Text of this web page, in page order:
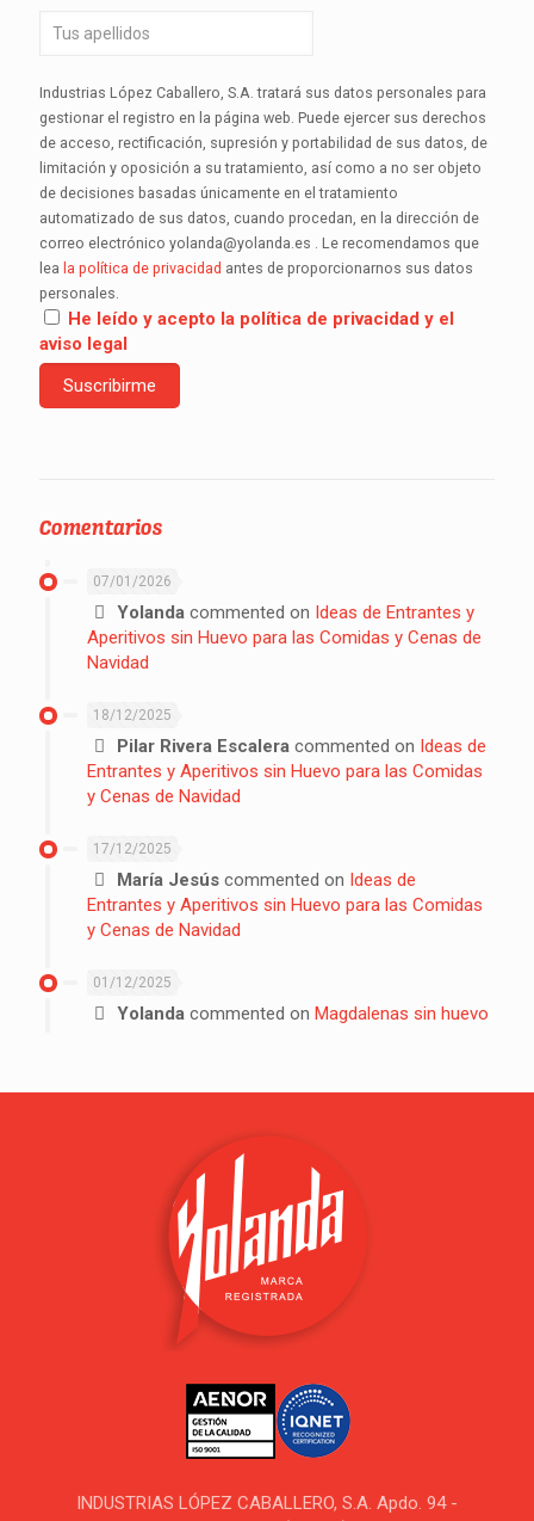
Industrias López Caballero, S.A. tratará sus datos personales para
gestionar el registro en la página web. Puede ejercer sus derechos
de acceso, rectificación, supresión y portabilidad de sus datos, de
limitación y oposición a su tratamiento, así como a no ser objeto
de decisiones basadas únicamente en el tratamiento
automatizado de sus datos, cuando procedan, en la dirección de
correo electrónico yolanda@yolanda.es . Le recomendamos que
lea la política de privacidad antes de proporcionarnos sus datos
personales.
He leído y acepto la política de privacidad y el
aviso legal
Comentarios
07/01/2026
Yolanda commented on Ideas de Entrantes y
Aperitivos sin Huevo para las Comidas y Cenas de
Navidad
18/12/2025
Pilar Rivera Escalera commented on Ideas de
Entrantes y Aperitivos sin Huevo para las Comidas
y Cenas de Navidad
17/12/2025
María Jesús commented on Ideas de
Entrantes y Aperitivos sin Huevo para las Comidas
y Cenas de Navidad
01/12/2025
Yolanda commented on Magdalenas sin huevo
INDUSTRIAS LÓPEZ CABALLERO, S.A. Apdo. 94 -